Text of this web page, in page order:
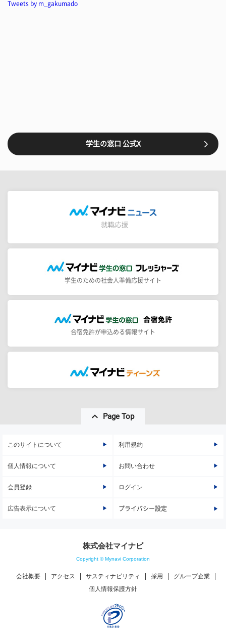
Tweets by m_gakumado
学生の窓口 公式X
学生のための社会人準備応援サイト
合宿免許が申込める情報サイト
Page Top
このサイトについて 利用規約
個人情報について お問い合わせ
会員登録 ログイン
広告表示について プライバシー設定
株式会社マイナビ
Copyright © Mynavi Corporation
会社概要 アクセス サスティナビリティ 採用
グループ企業
個人情報保護方針